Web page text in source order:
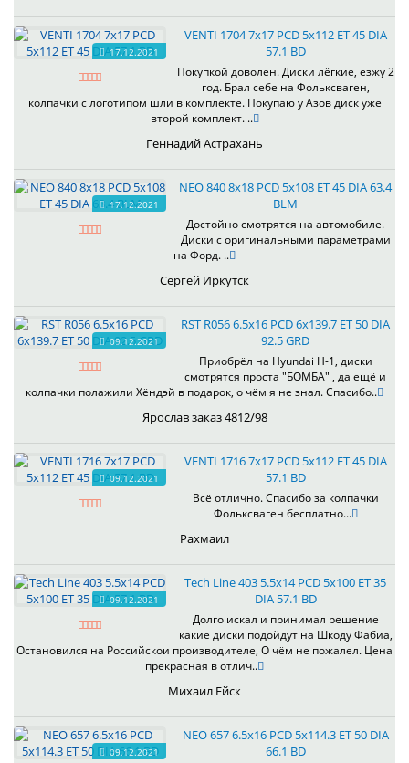
17.12.2021
VENTI 1704 7x17 PCD 5x112 ET 45 DIA
57.1 BD
Покупкой доволен. Диски лёгкие, езжу 2
год. Брал себе на Фольксваген,
колпачки с логотипом шли в комплекте. Покупаю у Азов диск уже
второй комплект. ..
Геннадий Астрахань
17.12.2021
NEO 840 8x18 PCD 5x108 ET 45 DIA 63.4
BLM
Достойно смотрятся на автомобиле.
Диски с оригинальными параметрами
на Форд. ..
Сергей Иркутск
09.12.2021
RST R056 6.5x16 PCD 6x139.7 ET 50 DIA
92.5 GRD
Приобрёл на Hyundai H-1, диски
смотрятся проста "БОМБА" , да ещё и
колпачки полажили Хёндэй в подарок, о чём я не знал. Спасибо..
Ярослав заказ 4812/98
09.12.2021
VENTI 1716 7x17 PCD 5x112 ET 45 DIA
57.1 BD
Всё отлично. Спасибо за колпачки
Фольксваген бесплатно...
Рахмаил
09.12.2021
Tech Line 403 5.5x14 PCD 5x100 ET 35
DIA 57.1 BD
Долго искал и принимал решение
какие диски подойдут на Шкоду Фабиа,
Остановился на Российскои производителе, О чём не пожалел. Цена
прекрасная в отлич..
Михаил Ейск
09.12.2021
NEO 657 6.5x16 PCD 5x114.3 ET 50 DIA
66.1 BD